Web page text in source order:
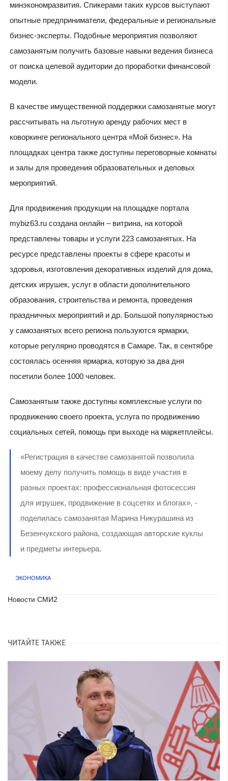
минэкономразвития. Спикерами таких курсов выступают
опытные предприниматели, федеральные и региональные
бизнес-эксперты. Подобные мероприятия позволяют
самозанятым получить базовые навыки ведения бизнеса
от поиска целевой аудитории до проработки финансовой
модели.
В качестве имущественной поддержки самозанятые могут
рассчитывать на льготную аренду рабочих мест в
коворкинге регионального центра «Мой бизнес». На
площадках центра также доступны переговорные комнаты
и залы для проведения образовательных и деловых
мероприятий.
Для продвижения продукции на площадке портала
mybiz63.ru создана онлайн – витрина, на которой
представлены товары и услуги 223 самозанятых. На
ресурсе представлены проекты в сфере красоты и
здоровья, изготовления декоративных изделий для дома,
детских игрушек, услуг в области дополнительного
образования, строительства и ремонта, проведения
праздничных мероприятий и др. Большой популярностью
у самозанятых всего региона пользуются ярмарки,
которые регулярно проводятся в Самаре. Так, в сентябре
состоялась осенняя ярмарка, которую за два дня
посетили более 1000 человек.
Самозанятым также доступны комплексные услуги по
продвижению своего проекта, услуга по продвижению
социальных сетей, помощь при выходе на маркетплейсы.
«Регистрация в качестве самозанятой позволила
моему делу получить помощь в виде участия в
разных проектах: профессиональная фотосессия
для игрушек, продвижение в соцсетях и блогах», -
поделилась самозанятая Марина Никурашина из
Безенчукского района, создающая авторские куклы
и предметы интерьера.
ЭКОНОМИКА
Новости СМИ2
ЧИТАЙТЕ ТАКЖЕ